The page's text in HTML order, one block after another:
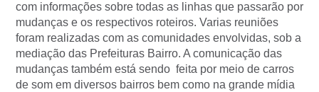
com informações sobre todas as linhas que passarão por
mudanças e os respectivos roteiros. Varias reuniões
foram realizadas com as comunidades envolvidas, sob a
mediação das Prefeituras Bairro. A comunicação das
mudanças também está sendo feita por meio de carros
de som em diversos bairros bem como na grande mídia